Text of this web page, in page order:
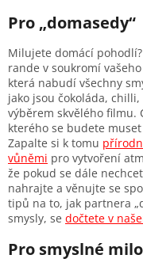
Pro „domasedy“
Milujete domácí
rande v soukromí
která nabudí všechny
jako jsou čokoláda,
výběrem skvělého
kterého se budete
Zapalte si k tomu
vůněmi pro vytvoření
že pokud se dále
nahrajte a věnujte se
tipů na to, jak partnera
smysly, se dočtete v
Pro smyslné